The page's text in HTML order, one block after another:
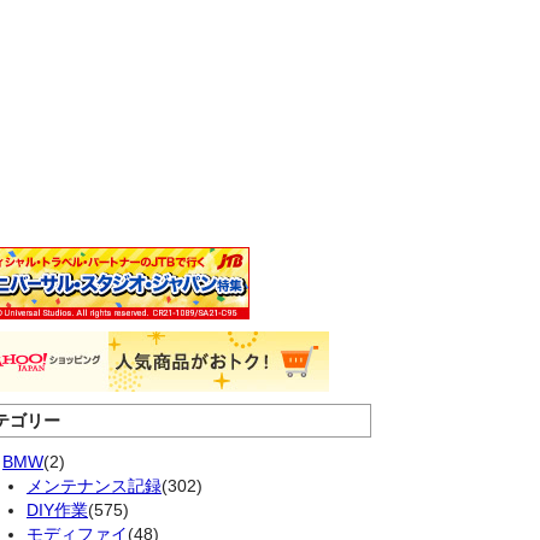
ゴリー
BMW(2)
メンテナンス記録(302)
DIY作業(575)
モディファイ(48)